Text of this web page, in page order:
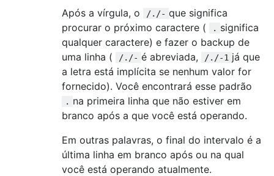
Após a vírgula, o /./- que significa
procurar o próximo caractere (
. significa
qualquer caractere) e fazer o backup de
uma linha (
/./- é abreviada, /./-1 já que
a letra está implícita se nenhum valor for
fornecido). Você encontrará esse padrão
. na primeira linha que não estiver em
branco após a que você está operando.
Em outras palavras, o final do intervalo é a
última linha em branco após ou na qual
você está operando atualmente.